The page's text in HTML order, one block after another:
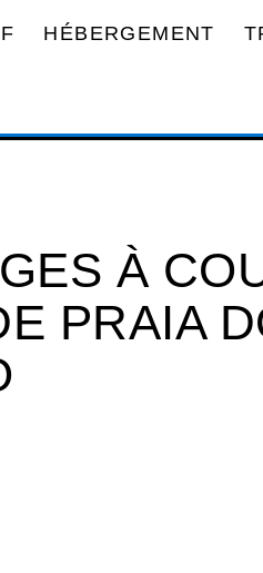
HÉBERGEMENT
À
PRAIA